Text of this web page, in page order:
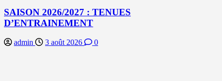
SAISON 2026/2027 : TENUES
D’ENTRAINEMENT
admin 3 août 2026 0